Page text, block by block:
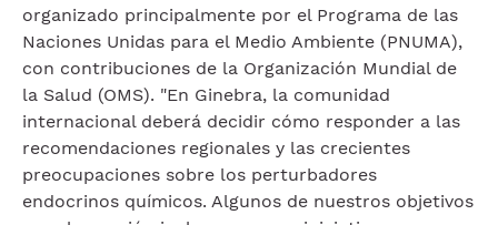
organizado principalmente por el Programa de las
Naciones Unidas para el Medio Ambiente (PNUMA),
con contribuciones de la Organización Mundial de
la Salud (OMS). "En Ginebra, la comunidad
internacional deberá decidir cómo responder a las
recomendaciones regionales y las crecientes
preocupaciones sobre los perturbadores
endocrinos químicos. Algunos de nuestros objetivos